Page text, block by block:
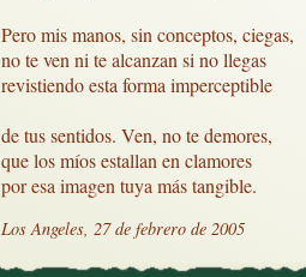
Pero mis manos, sin conceptos, ciegas,
no te ven ni te alcanzan si no llegas
revistiendo esta forma imperceptible
de tus sentidos. Ven, no te demores,
que los míos estallan en clamores
por esa imagen tuya más tangible.
Los Angeles, 27 de febrero de 2005